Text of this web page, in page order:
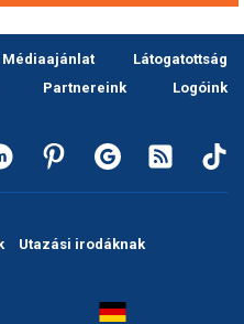
Médiaajánlat
Látogatottság
Partnereink
Logóink
Utazási irodáknak